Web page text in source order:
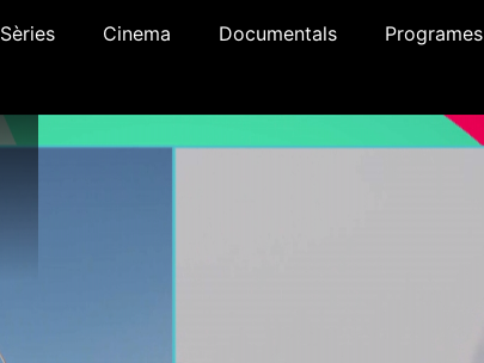
Sèries Cinema Documentals Programes